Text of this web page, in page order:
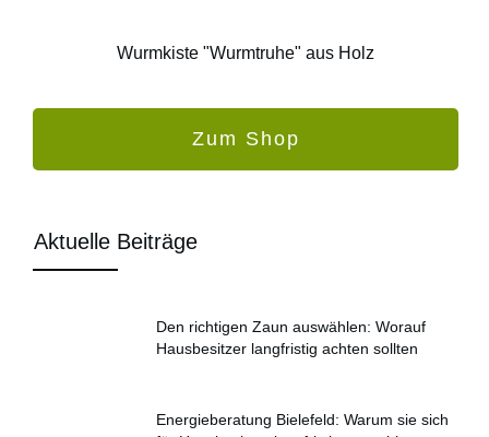
Wurmkiste "Wurmtruhe" aus Holz
Zum Shop
Aktuelle Beiträge
Den richtigen Zaun auswählen: Worauf
Hausbesitzer langfristig achten sollten
Energieberatung Bielefeld: Warum sie sich